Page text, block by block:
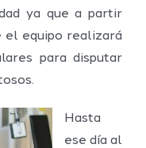
ya que a partir
el equipo realizará
para disputar
Hasta
ese día al